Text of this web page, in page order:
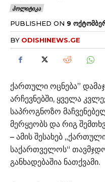
ᲞᲝᲚᲘᲢᲘᲙᲐ
PUBLISHED ON 9
BY ODISHINEWS.GE
ქართული ოცნება”
არჩევნებში, ყველა
საპროგნოზო
მერყეობს და რიგ
– ამის შესახებ
საქართველოს“
განხადებაშია ნათქვამი.